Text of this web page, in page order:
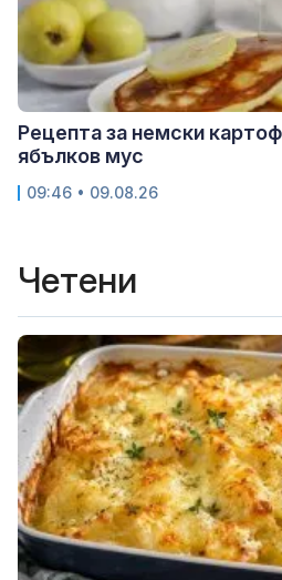
Рецепта за немски
ябълков мус
09:46 • 09.08.26
Четени